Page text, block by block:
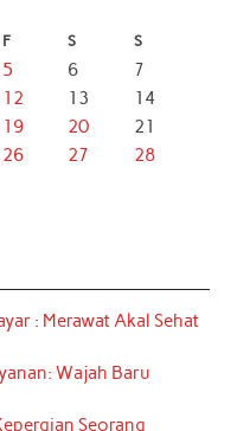
F S S
5 6
7
12 13
14
19 20
21
26 27
28
: Merawat Akal Sehat
Wajah Baru
Seorang